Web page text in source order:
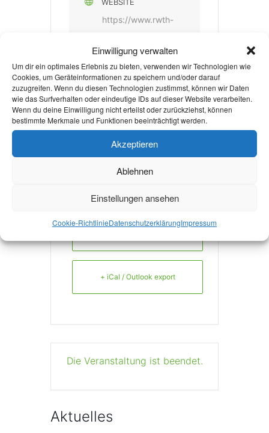
Einwilligung verwalten
Um dir ein optimales Erlebnis zu bieten, verwenden wir Technologien wie
Cookies, um Geräteinformationen zu speichern und/oder darauf
zuzugreifen. Wenn du diesen Technologien zustimmst, können wir Daten
wie das Surfverhalten oder eindeutige IDs auf dieser Website verarbeiten.
Wenn du deine Einwilligung nicht erteilst oder zurückziehst, können
bestimmte Merkmale und Funktionen beeinträchtigt werden.
Akzeptieren
Ablehnen
Einstellungen ansehen
Cookie-RichtlinieDatenschutzerklärungImpressum
https://www.rwth-
tudium/Beratung-
Hilfe/~sei/Psychologis
che-Beratung/
Weiterlesen
+ iCal / Outlook export
Die Veranstaltung ist beendet.
Aktuelles